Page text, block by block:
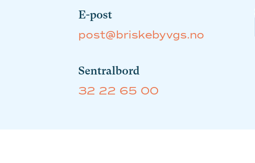
E-post
post@briskebyvgs.no
Sentralbord
32 22 65 00